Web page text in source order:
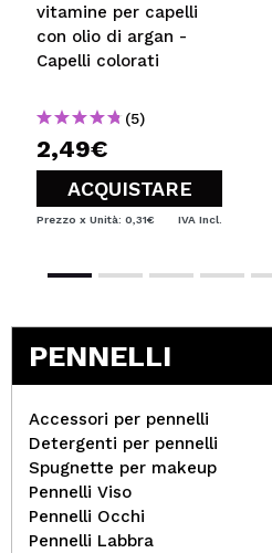
vitamine per capelli
con olio di argan -
Capelli colorati
(5)
2,49€
ACQUISTARE
Prezzo x Unità: 0,31€ IVA Incl.
PENNELLI
Accessori per pennelli
Detergenti per pennelli
Spugnette per makeup
Pennelli Viso
Pennelli Occhi
Pennelli Labbra